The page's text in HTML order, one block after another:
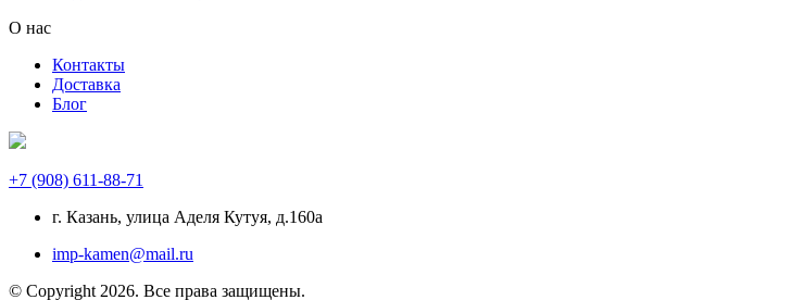
О нас
Контакты
Доставка
Блог
+7 (908) 611-88-71
г. Казань, улица Аделя Кутуя, д.160а
imp-kamen@mail.ru
© Copyright 2026. Все права защищены.